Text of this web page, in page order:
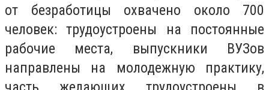
от безработицы охвачено около 700
человек: трудоустроены на постоянные
рабочие места, выпускники ВУЗов
направлены на молодежную практику,